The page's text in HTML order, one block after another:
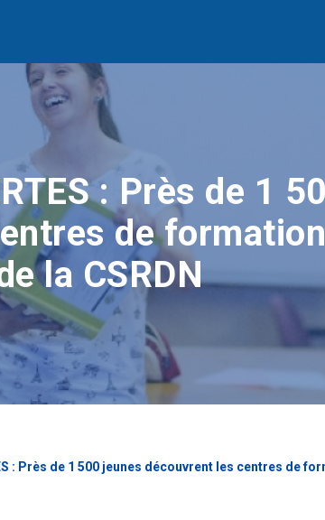
: Près de 1
de formation
la CSRDN
: Près de 1 500 jeunes découvrent les centres de